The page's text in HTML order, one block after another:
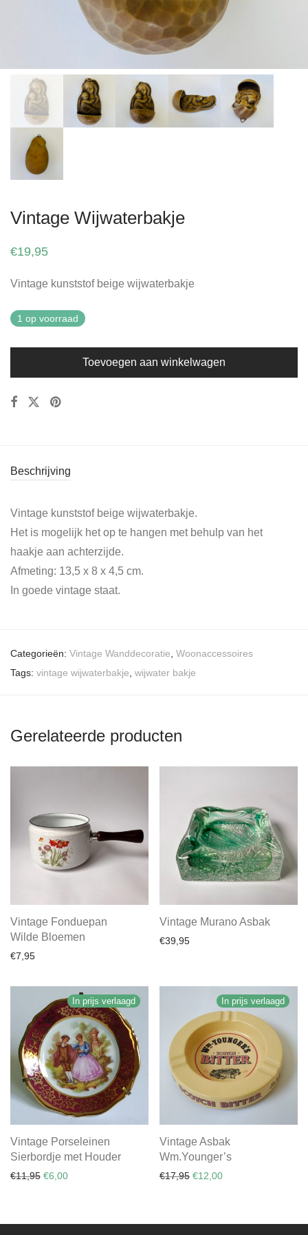
Vintage Wijwaterbakje
€19,95
Vintage kunststof beige wijwaterbakje
1 op voorraad
Toevoegen aan winkelwagen
Beschrijving
Vintage kunststof beige wijwaterbakje.
Het is mogelijk het op te hangen met behulp van het
haakje aan achterzijde.
Afmeting: 13,5 x 8 x 4,5 cm.
In goede vintage staat.
Categorieën: Vintage Wanddecoratie Woonaccessoires
Tags: vintage wijwaterbakje wijwater bakje
Gerelateerde producten
Vintage Fonduepan
Wilde Bloemen
€7,95
Vintage Murano Asbak
€39,95
In prijs verlaagd
Vintage Porseleinen
Sierbordje met Houder
€11,95 Oorspronkelijke prijs was: €11,95.
€6,00Huidige prijs is: €6,00.
In prijs verlaagd
Vintage Asbak
Wm.Younger’s
€17,95 Oorspronkelijke prijs was:
€12,00Huidige prijs is: